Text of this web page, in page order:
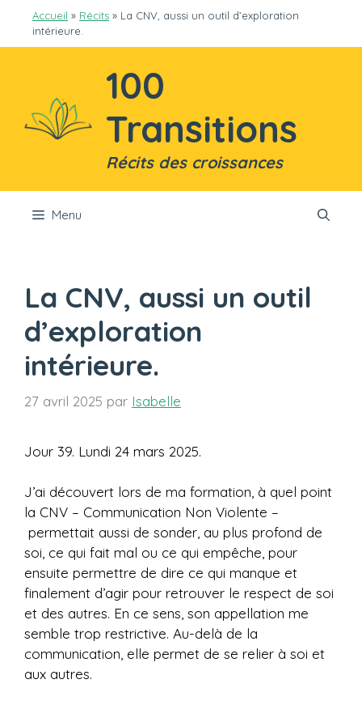
contenu
Accueil » Récits » La CNV, aussi un outil d’exploration
intérieure.
100
Transitions
Récits des croissances
Menu
La CNV, aussi un outil
d’exploration
intérieure.
27 avril 2025 par Isabelle
Jour 39. Lundi 24 mars 2025.
J’ai découvert lors de ma formation, à quel point
la CNV – Communication Non Violente –
permettait aussi de sonder, au plus profond de
soi, ce qui fait mal ou ce qui empêche, pour
ensuite permettre de dire ce qui manque et
finalement d’agir pour retrouver le respect de soi
et des autres. En ce sens, son appellation me
semble trop restrictive. Au-delà de la
communication, elle permet de se relier à soi et
aux autres.